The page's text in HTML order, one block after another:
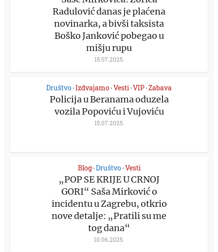
Radulović danas je plaćena
novinarka, a bivši taksista
Boško Janković pobegao u
mišju rupu
15.07.2025.
Društvo•Izdvajamo•Vesti•VIP•Zabava
Policija u Beranama oduzela
vozila Popoviću i Vujoviću
15.07.2025.
Blog •Društvo •Vesti
„POP SE KRIJE U CRNOJ
GORI“ Saša Mirković o
incidentu u Zagrebu, otkrio
nove detalje: „Pratili su me
tog dana“
10.06.2025.